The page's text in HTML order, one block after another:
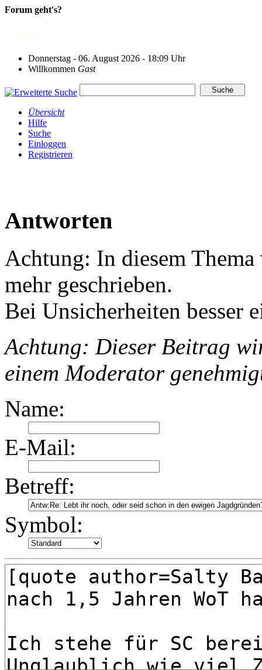
Forum geht's?
Donnerstag - 06. August 2026 - 18:09 Uhr
Willkommen Gast
Übersicht
Hilfe
Suche
Einloggen
Registrieren
Antworten
Achtung: In diesem
mehr geschrieben.
Bei Unsicherheiten besser
Achtung: Dieser Beitrag
einem Moderator
Name:
E-Mail:
Betreff:
Symbol: